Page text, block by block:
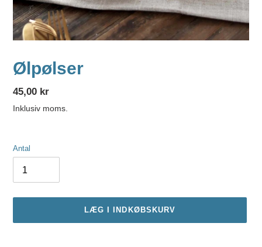
Ølpølser
Normalpris
45,00 kr
Inklusiv moms.
Antal
LÆG I INDKØBSKURV